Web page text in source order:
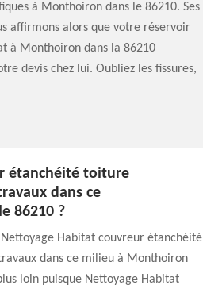
à Monthoiron dans le 86210. Ses
affirmons alors que votre réservoir
à Monthoiron dans la 86210
devis chez lui. Oubliez les fissures,
étanchéité toiture
dans ce
86210 ?
Habitat couvreur étanchéité
dans ce milieu à Monthoiron
loin puisque Nettoyage Habitat